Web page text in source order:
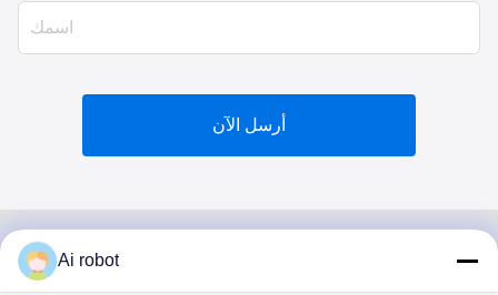
أرسل الآن
VIVI DENTAI
Ai robot